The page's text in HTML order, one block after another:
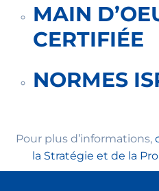
MAIN
CERTIFIÉE
NORMES
Pour plus d’informations,
la Stratégie et de la